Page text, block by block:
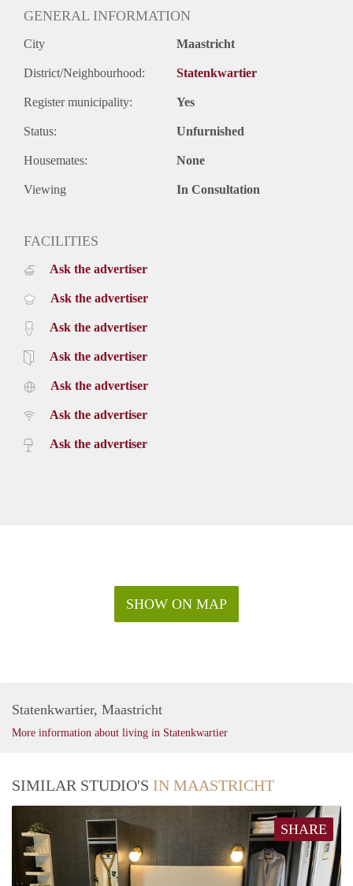
GENERAL INFORMATION
City Maastricht
District/Neighbourhood: Statenkwartier
Register municipality: Yes
Status: Unfurnished
Housemates: None
Viewing In Consultation
FACILITIES
Ask the advertiser
Ask the advertiser
Ask the advertiser
Ask the advertiser
Ask the advertiser
Ask the advertiser
Ask the advertiser
SHOW ON MAP
Statenkwartier, Maastricht
More information about living in Statenkwartier
SIMILAR STUDIO'S IN MAASTRICHT
SHARE